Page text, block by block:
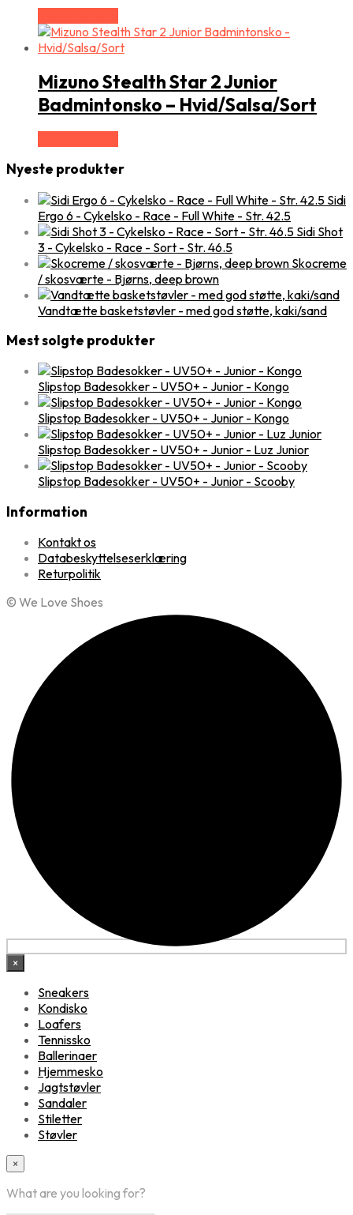
Mizuno Stealth Star 2 Junior
Badmintonsko – Hvid/Salsa/Sort
Nyeste produkter
Sidi
Ergo 6 - Cykelsko - Race - Full White - Str. 42.5
Sidi Shot
3 - Cykelsko - Race - Sort - Str. 46.5
Skocreme
/ skosværte - Bjørns, deep brown
Vandtætte basketstøvler - med god støtte, kaki/sand
Mest solgte produkter
Slipstop Badesokker - UV50+ - Junior - Kongo
Slipstop Badesokker - UV50+ - Junior - Kongo
Slipstop Badesokker - UV50+ - Junior - Luz Junior
Slipstop Badesokker - UV50+ - Junior - Scooby
Information
Kontakt os
Databeskyttelseserklæring
Returpolitik
© We Love Shoes
×
Sneakers
Kondisko
Loafers
Tennissko
Ballerinaer
Hjemmesko
Jagtstøvler
Sandaler
Stiletter
Støvler
×
What are you looking for?